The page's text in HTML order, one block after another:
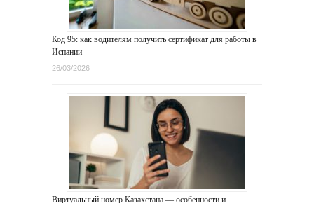
Код 95: как водителям получить сертификат для работы в
Испании
26/03/2026
Виртуальный номер Казахстана — особенности и